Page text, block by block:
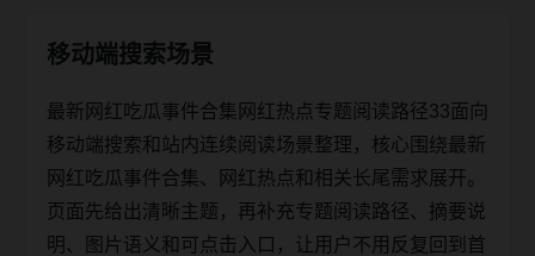
移动端搜索场景
最新网红吃瓜事件合集网红热点专题阅读路径33面向
移动端搜索和站内连续阅读场景整理，核心围绕最新
网红吃瓜事件合集、网红热点和相关长尾需求展开。
页面先给出清晰主题，再补充专题阅读路径、摘要说
明、图片语义和可点击入口，让用户不用反复回到首